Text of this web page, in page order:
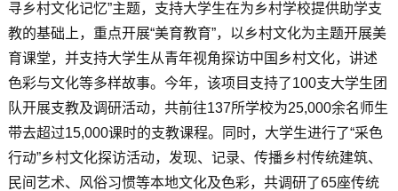
寻乡村文化记忆”主题，支持大学生在为乡村学校提供助学支
教的基础上，重点开展“美育教育”，以乡村文化为主题开展美
育课堂，并支持大学生从青年视角探访中国乡村文化，讲述
色彩与文化等多样故事。今年，该项目支持了100支大学生团
队开展支教及调研活动，共前往137所学校为25,000余名师生
带去超过15,000课时的支教课程。同时，大学生进行了“采色
行动”乡村文化探访活动，发现、记录、传播乡村传统建筑、
民间艺术、风俗习惯等本地文化及色彩，共调研了65座传统